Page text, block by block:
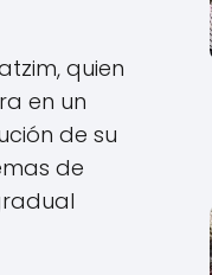
quien
en un
de su
de